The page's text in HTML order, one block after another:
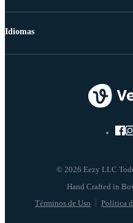
© 2026 Eezy LLC
Términos de Uso Política
Idiomas